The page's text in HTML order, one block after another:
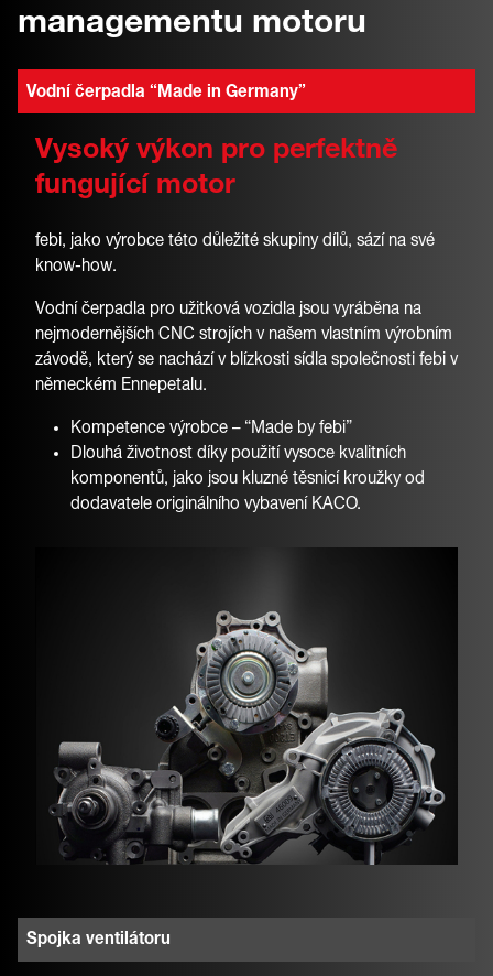
managementu motoru
Vodní čerpadla “Made in Germany”
Vysoký výkon pro perfektně
fungující motor
febi, jako výrobce této důležité skupiny dílů, sází na své
know-how.
Vodní čerpadla pro užitková vozidla jsou vyráběna na
nejmodernějších CNC strojích v našem vlastním výrobním
závodě, který se nachází v blízkosti sídla společnosti febi v
německém Ennepetalu.
Kompetence výrobce – “Made by febi”
Dlouhá životnost díky použití vysoce kvalitních
komponentů, jako jsou kluzné těsnicí kroužky od
dodavatele originálního vybavení KACO.
Spojka ventilátoru